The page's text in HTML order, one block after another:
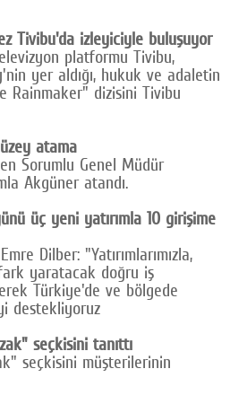
Tivibu'da izleyiciyle buluşuyor
platformu Tivibu,
yer aldığı, hukuk ve adaletin
Rainmaker" dizisini Tivibu
atama
Sorumlu Genel Müdür
Akgüner atandı.
üç yeni yatırımla 10 girişime
Dilber: "Yatırımlarımızla,
yaratacak doğru iş
Türkiye'de ve bölgede
destekliyoruz
seçkisini tanıttı
seçkisini müşterilerinin